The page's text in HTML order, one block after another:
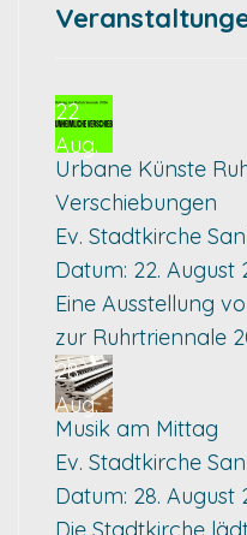
22
Aug.
Urbane Künste
Verschiebungen
Ev. Stadtkirche
Datum: 22. August
Eine Ausstellung
zur Ruhrtriennale
28
Aug.
Musik am Mittag
Ev. Stadtkirche
Datum: 28. August